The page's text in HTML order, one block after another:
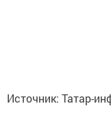
Источник: Татар-